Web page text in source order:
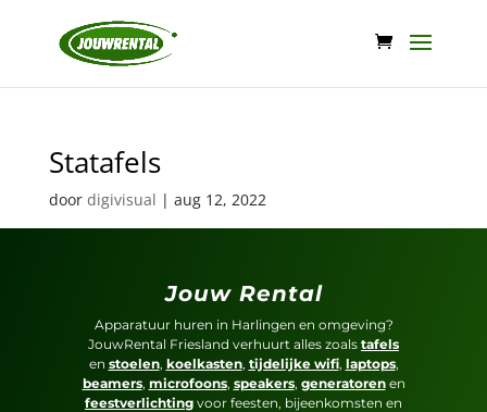
Statafels
door digivisual | aug 12, 2022
Jouw Rental
Apparatuur huren in Harlingen en omgeving?
JouwRental Friesland verhuurt alles zoals tafels
en stoelen, koelkasten, tijdelijke wifi, laptops,
beamers, microfoons, speakers, generatoren en
feestverlichting voor feesten, bijeenkomsten en